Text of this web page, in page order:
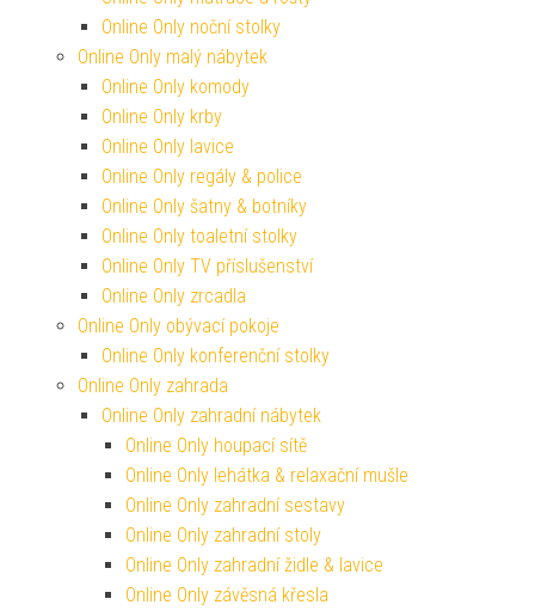
Online Only noční stolky
Online Only malý nábytek
Online Only komody
Online Only krby
Online Only lavice
Online Only regály & police
Online Only šatny & botníky
Online Only toaletní stolky
Online Only TV příslušenství
Online Only zrcadla
Online Only obývací pokoje
Online Only konferenční stolky
Online Only zahrada
Online Only zahradní nábytek
Online Only houpací sítě
Online Only lehátka & relaxační mušle
Online Only zahradní sestavy
Online Only zahradní stoly
Online Only zahradní židle & lavice
Online Only závěsná křesla